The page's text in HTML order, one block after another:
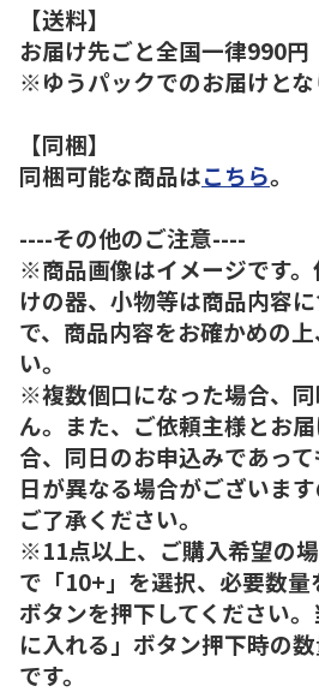
【送料】
お届け先ごと全国一律990円
※ゆうパックでのお届けとな
【同梱】
同梱可能な商品はこちら。
----その他のご注意----
※商品画像はイメージです
けの器、小物等は商品内容
で、商品内容をお確かめの
い。
※複数個口になった場合、
ん。また、ご依頼主様とお
合、同日のお申込みであっ
日が異なる場合がございま
ご了承ください。
※11点以上、ご購入希望の
で「10+」を選択、必要数量
ボタンを押下してください
に入れる」ボタン押下時の
です。